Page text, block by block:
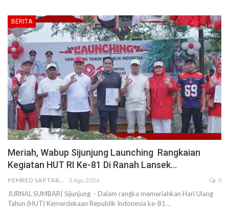
BERITA
Meriah, Wabup Sijunjung Launching Rangkaian
Kegiatan HUT RI Ke-81 Di Ranah Lansek…
PEMRED SAPTARIUS 3 Agu 2026 0
JURNAL SUMBAR| Sijunjung - Dalam rangka memeriahkan Hari Ulang
Tahun (HUT) Kemerdekaan Republik Indonesia ke-81…